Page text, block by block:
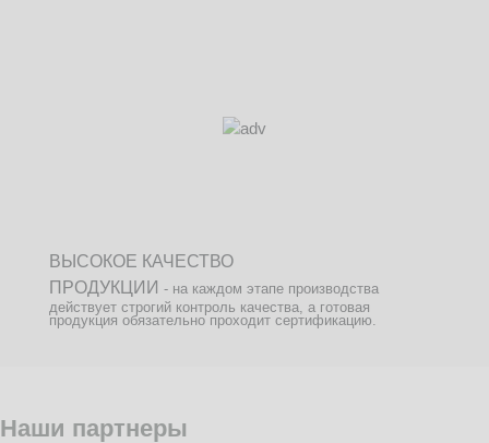
ВЫСОКОЕ КАЧЕСТВО
ПРОДУКЦИИ - на каждом этапе производства
действует строгий контроль качества, а готовая
продукция обязательно проходит сертификацию.
Наши партнеры